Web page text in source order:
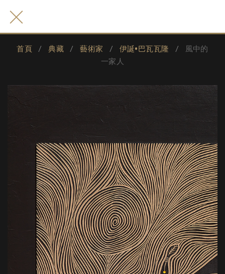
首頁 典藏 藝術家 伊誕•巴瓦瓦隆
風中的
一家人